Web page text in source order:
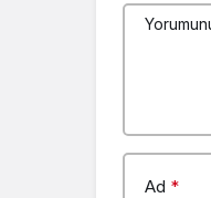
Ad *